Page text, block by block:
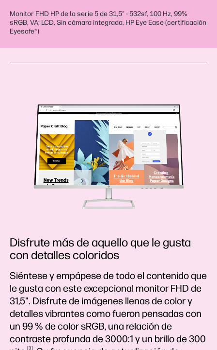
Monitor FHD HP de la serie 5 de 31,5" - 532sf, 100 Hz, 99%
sRGB, VA; LCD, Sin cámara integrada, HP Eye Ease (certificación
Eyesafe®)
Disfrute más de aquello que le gusta
con detalles coloridos
Siéntese y empápese de todo el contenido que
le gusta con este excepcional monitor FHD de
31,5". Disfrute de imágenes llenas de color y
detalles vibrantes como fueron pensadas con
un 99 % de color sRGB, una relación de
contraste profunda de 3000:1 y un brillo de 300
3